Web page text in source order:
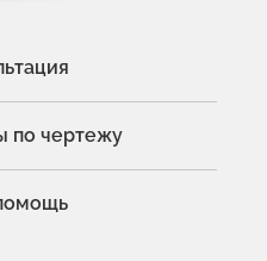
по чертежу